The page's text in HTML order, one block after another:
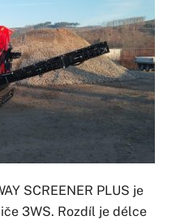
SCREENER PLUS je
3WS. Rozdíl je délce